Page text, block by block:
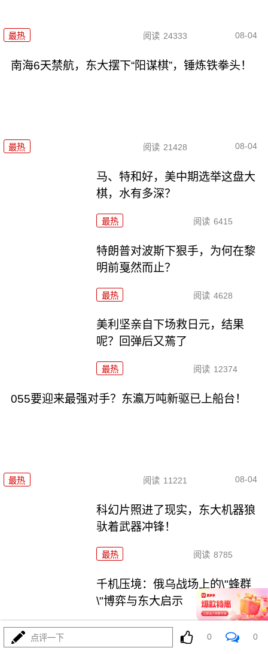
最热 阅读 24333 08-04
南海6天禁航，东大摆下“阳谋棋”，锤炼铁拳头！
最热 阅读 21428 08-04
马、特和好，美中期选举这盘大
棋，水有多深？
最热 阅读 6415
特朗普对波斯下狠手，为何在黎
明前戛然而止？
最热 阅读 4628
美利坚亲自下场救日元，结果
呢？回弹后又蔫了
最热 阅读 12374
055要迎来最强对手？东瀛万吨新驱已上船台！
最热 阅读 11221 08-04
科幻片照进了现实，东大机器狼
驮着武器冲锋！
最热 阅读 8785
千机压境：俄乌战场上的\"蜂群
\"博弈与东大启示
最热
点评一下 0 0